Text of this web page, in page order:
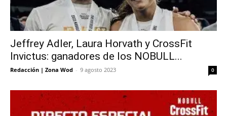
Jeffrey Adler, Laura Horvath y CrossFit
Invictus: ganadores de los NOBULL...
Redacción | Zona Wod - 9 agosto 2023 0